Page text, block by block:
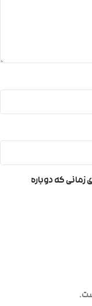
زمانی که دوباره